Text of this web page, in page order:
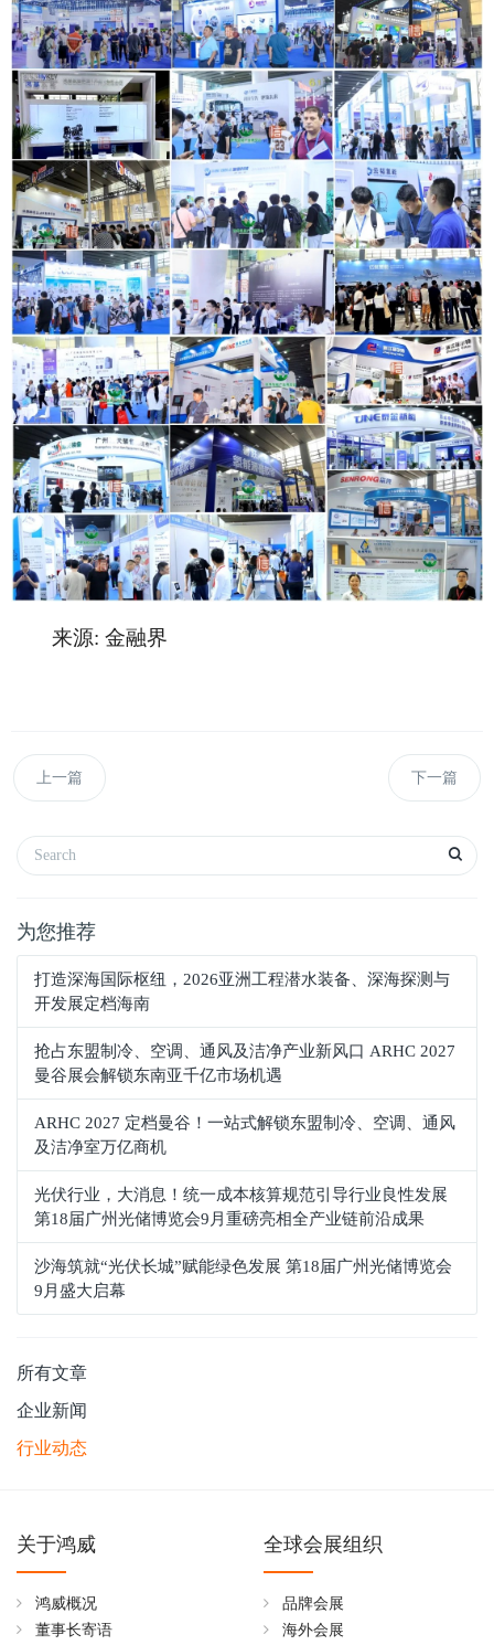
来源: 金融界
上一篇 下一篇
为您推荐
打造深海国际枢纽，2026亚洲工程潜水装备、深海探测与
开发展定档海南
抢占东盟制冷、空调、通风及洁净产业新风口 ARHC 2027
曼谷展会解锁东南亚千亿市场机遇
ARHC 2027 定档曼谷！一站式解锁东盟制冷、空调、通风
及洁净室万亿商机
光伏行业，大消息！统一成本核算规范引导行业良性发展
第18届广州光储博览会9月重磅亮相全产业链前沿成果
沙海筑就“光伏长城”赋能绿色发展 第18届广州光储博览会
9月盛大启幕
所有文章
企业新闻
行业动态
关于鸿威
鸿威概况
董事长寄语
全球会展组织
品牌会展
海外会展